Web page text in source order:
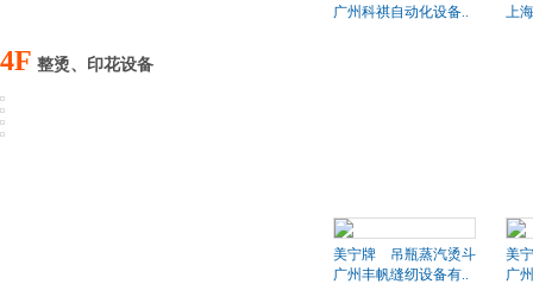
广州科祺自动化设备.. 上
4F 整烫、印花设备
美宁牌 吊瓶蒸汽烫斗
广州丰帆缝纫设备有..
美
广